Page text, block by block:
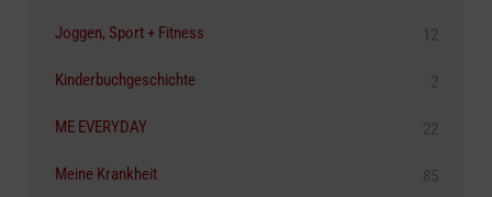
Joggen, Sport + Fitness 12
Kinderbuchgeschichte 2
ME EVERYDAY 22
Meine Krankheit 85